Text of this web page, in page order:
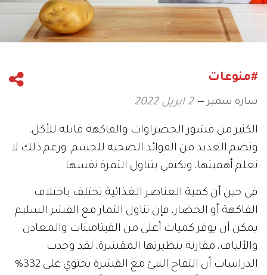
#منوعات
سارة سمير 2 ابريل 2022
الكثير من قشور الخضراوات والفاكهة قابلة للأكل،
وتضم العديد من الفوائد الصحية للجسم، ورغم ذلك لا
نعلم أهميتها، ونكتفي بتناول الثمرة نفسها.
في حين أن كمية العناصر الغذائية تختلف باختلاف
الفاكهة أو الخضار، فإن تناول الثمار مع القشر السليم
يمكن أن يوفر كميات أعلى من الفيتامينات والمعادن
والألياف، مقارنة بنظيرتها المقشرة، لقد وجدت
الدراسات أن التفاح النيئ مع القشرة يحتوي على 332%